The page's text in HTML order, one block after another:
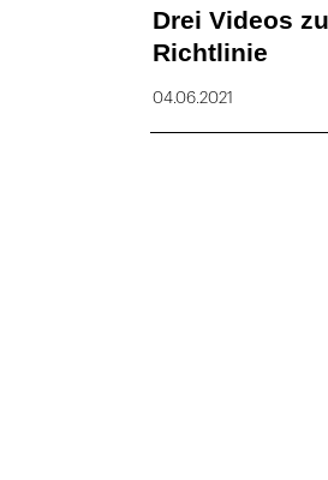
Drei Videos
Richtlinie
04.06.2021